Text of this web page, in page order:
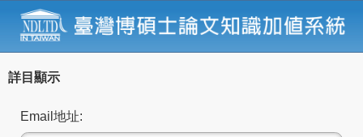
詳目顯示
Email地址: